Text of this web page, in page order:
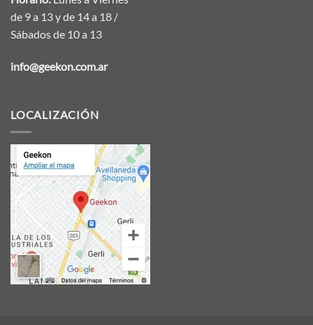
de 9 a 13 y de 14 a 18 /
Sábados de 10 a 13
info@geekon.com.ar
LOCALIZACIÓN